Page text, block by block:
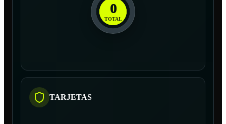
0
TOTAL
TARJETAS